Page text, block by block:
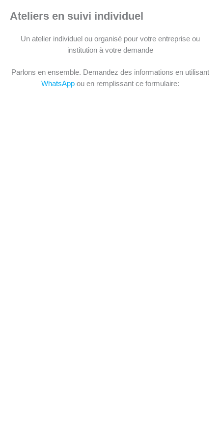
Ateliers en suivi individuel
Un atelier individuel ou organisé pour votre entreprise ou
institution à votre demande
Parlons en ensemble. Demandez des informations en utilisant
WhatsAppou en remplissant ce formulaire: